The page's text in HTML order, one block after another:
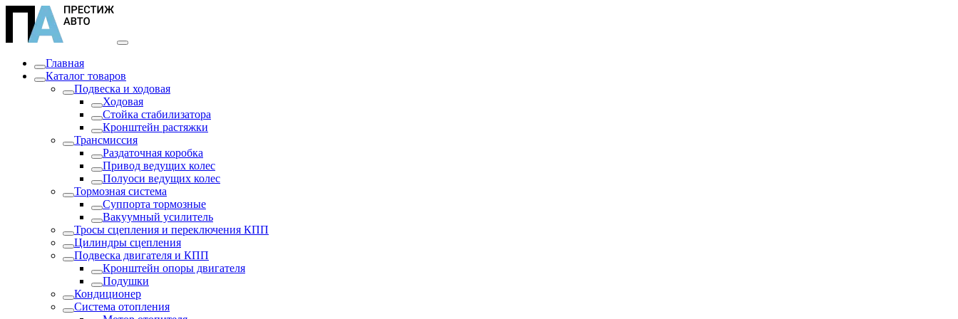
Главная
Каталог товаров
Подвеска и ходовая
Ходовая
Стойка стабилизатора
Кронштейн растяжки
Трансмиссия
Раздаточная коробка
Привод ведущих колес
Полуоси ведущих колес
Тормозная система
Суппорта тормозные
Вакуумный усилитель
Тросы сцепления и переключения КПП
Цилиндры сцепления
Подвеска двигателя и КПП
Кронштейн опоры двигателя
Подушки
Кондиционер
Система отопления